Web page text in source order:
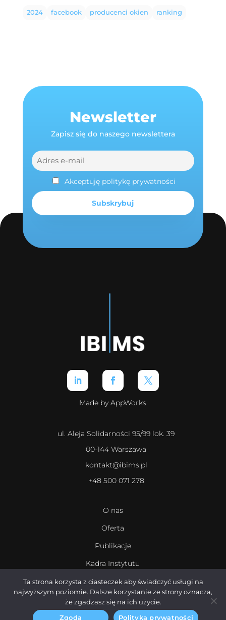
2024 facebook producenci okien ranking
Newsletter
Zapisz się do naszego newslettera
Akceptuję politykę prywatności
Made by AppWorks
ul. Aleja Solidarności 95/99 lok. 39
00-144 Warszawa
kontakt@ibims.pl
+48 500 071 278
O nas
Oferta
Publikacje
Kadra Instytutu
Kariera
Ta strona korzysta z ciasteczek aby świadczyć usługi na
najwyższym poziomie. Dalsze korzystanie ze strony oznacza,
że zgadzasz się na ich użycie.
Zgoda
Polityka prywatności